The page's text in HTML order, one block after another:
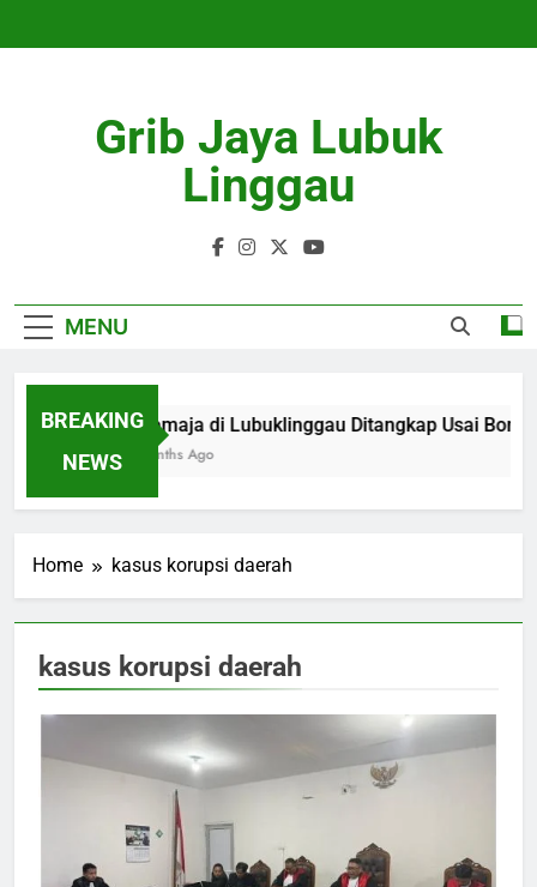
Grib Jaya Lubuk
Linggau
MENU
BREAKING
NEWS
3 Remaja di Lubuklinggau Ditangkap Usai
3 Months Ago
Home kasus korupsi daerah
kasus korupsi daerah